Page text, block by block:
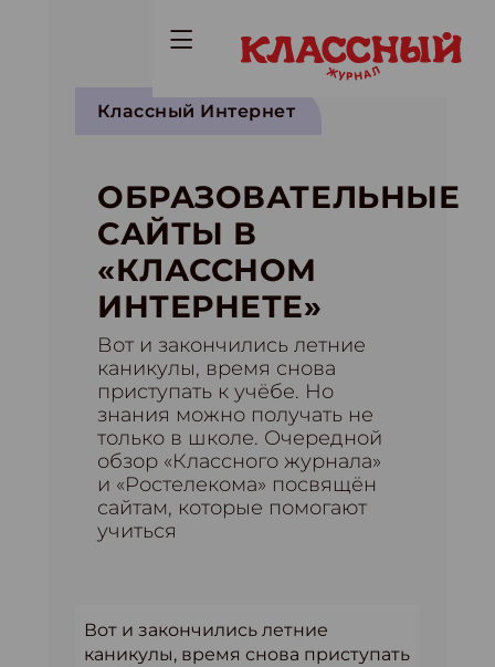
Классный Интернет
ОБРАЗОВАТЕЛЬНЫЕ
САЙТЫ В
«КЛАССНОМ
ИНТЕРНЕТЕ»
Вот и закончились летние
каникулы, время снова
приступать к учёбе. Но
знания можно получать не
только в школе. Очередной
обзор «Классного журнала»
и «Ростелекома» посвящён
сайтам, которые помогают
учиться
Вот и закончились летние
каникулы, время снова приступать